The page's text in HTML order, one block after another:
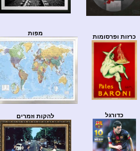
כרזות ופרסומות מפות
כדורגל להקות וזמרים